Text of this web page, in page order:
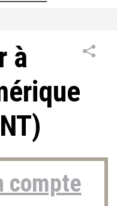
à
compte